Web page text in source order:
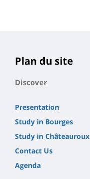
Plan du site
Discover
Presentation
Study in Bourges
Study in Châteauroux
Contact Us
Agenda